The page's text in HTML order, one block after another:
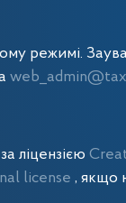
режимі.
ліцензією
license , якщо